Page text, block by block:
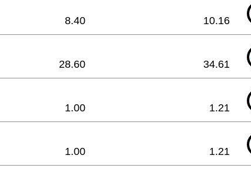
8.40 10.16
28.60 34.61
1.00 1.21
1.00 1.21